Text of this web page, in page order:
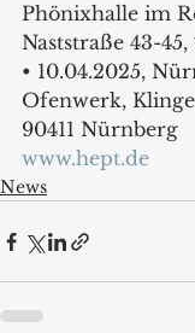
Phönixhalle im
Naststraße 43-
• 10.04.2025,
Ofenwerk,
90411 Nürnberg
www.hept.de
News